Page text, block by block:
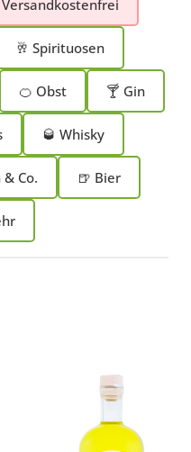
🥂 Spirituosen
🍊 Obst 🍸 Gin
🥃 Whisky
& Co. 🍺 Bier